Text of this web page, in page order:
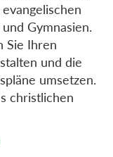
Gymnasien.
Sie Ihren
und die
umsetzen.
christlichen